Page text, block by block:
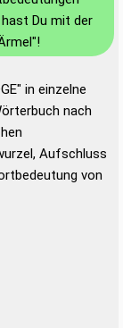
Du mit der
in einzelne
nach
Aufschluss
von